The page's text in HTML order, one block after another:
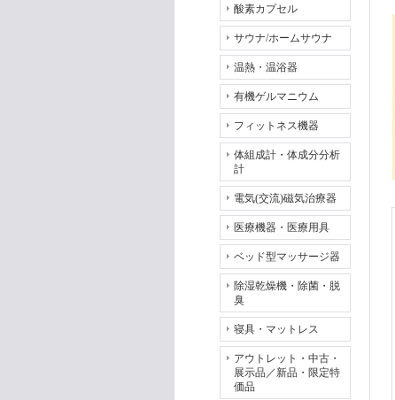
酸素カプセル
サウナ/ホームサウナ
温熱・温浴器
有機ゲルマニウム
フィットネス機器
体組成計・体成分分析
計
電気(交流)磁気治療器
医療機器・医療用具
ベッド型マッサージ器
除湿乾燥機・除菌・脱
臭
寝具・マットレス
アウトレット・中古・
展示品／新品・限定特
価品